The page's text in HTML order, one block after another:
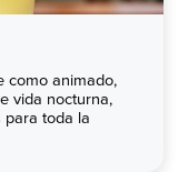
como animado,
vida nocturna,
para toda la